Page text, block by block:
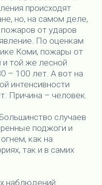
происходят
но, на самом деле,
от ударов
По оценкам
Коми, пожары от
и той же лесной
– 100 лет. А вот на
интенсивности
Причина – человек.
случаев
поджоги и
как на
так и в самих
наблюдений